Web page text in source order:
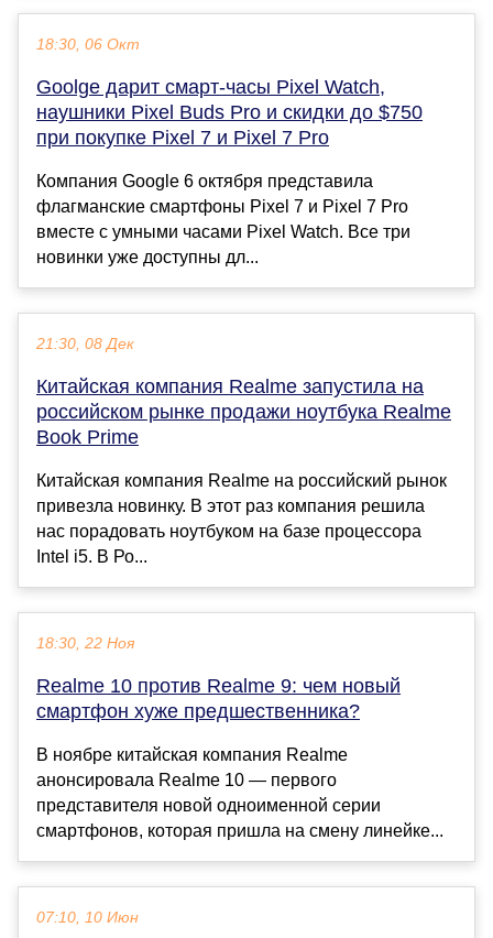
18:30, 06 Окт
Goolge дарит смарт-часы Pixel Watch,
наушники Pixel Buds Pro и скидки до $750
при покупке Pixel 7 и Pixel 7 Pro
Компания Google 6 октября представила
флагманские смартфоны Pixel 7 и Pixel 7 Pro
вместе с умными часами Pixel Watch. Все три
новинки уже доступны дл...
21:30, 08 Дек
Китайская компания Realme запустила на
российском рынке продажи ноутбука Realme
Book Prime
Китайская компания Realme на российский рынок
привезла новинку. В этот раз компания решила
нас порадовать ноутбуком на базе процессора
Intel i5. В Ро...
18:30, 22 Ноя
Realme 10 против Realme 9: чем новый
смартфон хуже предшественника?
В ноябре китайская компания Realme
анонсировала Realme 10 — первого
представителя новой одноименной серии
смартфонов, которая пришла на смену линейке...
07:10, 10 Июн